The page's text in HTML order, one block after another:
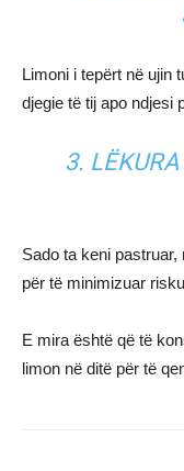
Limoni i tepërt në ujin
djegie të tij apo ndjesi
3.
Sado ta keni
për të minimizuar
E mira është që të
limon në ditë për të